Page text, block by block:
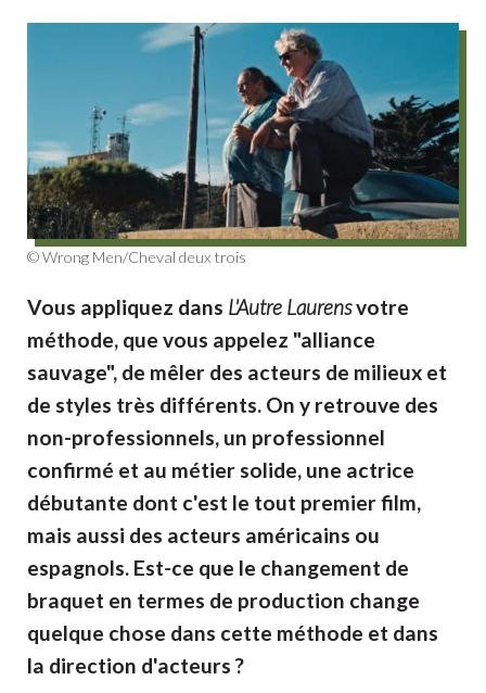
© Wrong Men/Cheval deux trois
Vous appliquez dans L'Autre Laurensvotre
méthode, que vous appelez "alliance
sauvage", de mêler des acteurs de milieux et
de styles très différents. On y retrouve des
non-professionnels, un professionnel
confirmé et au métier solide, une actrice
débutante dont c'est le tout premier film,
mais aussi des acteurs américains ou
espagnols. Est-ce que le changement de
braquet en termes de production change
quelque chose dans cette méthode et dans
la direction d'acteurs ?